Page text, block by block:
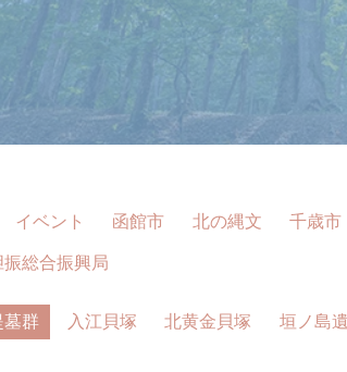
イベント 函館市 北の縄文 千歳市
振総合振興局
墓群 入江貝塚 北黄金貝塚 垣ノ島